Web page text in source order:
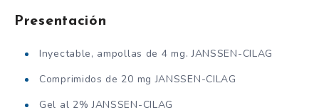
Presentación
Inyectable, ampollas de 4 mg. JANSSEN-CILAG
Comprimidos de 20 mg JANSSEN-CILAG
Gel al 2% JANSSEN-CILAG